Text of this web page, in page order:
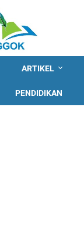
ARTIKEL
PENDIDIKAN